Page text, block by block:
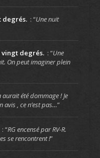
degrés. : “Une nuit
vingt degrés. : “Une
On peut imaginer plein
été dommage ! Je
avis , ce n’est pas…”
: “RG encensé par RV-R.
se rencontrent !”